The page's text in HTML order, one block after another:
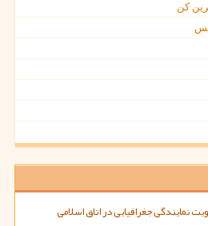
کن
نمایندگی جغرافیایی در اتاق اسلامی